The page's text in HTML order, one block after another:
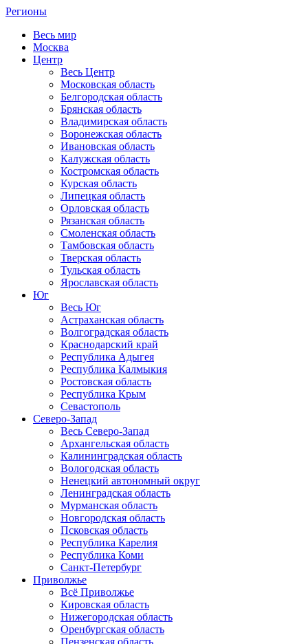
Регионы
Весь мир
Москва
Центр
Весь Центр
Московская область
Белгородская область
Брянская область
Владимирская область
Воронежская область
Ивановская область
Калужская область
Костромская область
Курская область
Липецкая область
Орловская область
Рязанская область
Смоленская область
Тамбовская область
Тверская область
Тульская область
Ярославская область
Юг
Весь Юг
Астраханская область
Волгоградская область
Краснодарский край
Республика Адыгея
Республика Калмыкия
Ростовская область
Республика Крым
Севастополь
Северо-Запад
Весь Северо-Запад
Архангельская область
Калининградская область
Вологодская область
Ненецкий автономный округ
Ленинградская область
Мурманская область
Новгородская область
Псковская область
Республика Карелия
Республика Коми
Санкт-Петербург
Приволжье
Всё Приволжье
Кировская область
Нижегородская область
Оренбургская область
Пензенская область